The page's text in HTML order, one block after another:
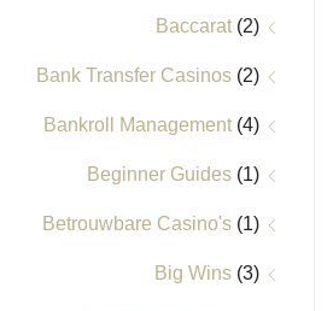
Baccarat (2)
Bank Transfer Casinos (2)
Bankroll Management (4)
Beginner Guides (1)
Betrouwbare Casino's (1)
Big Wins (3)